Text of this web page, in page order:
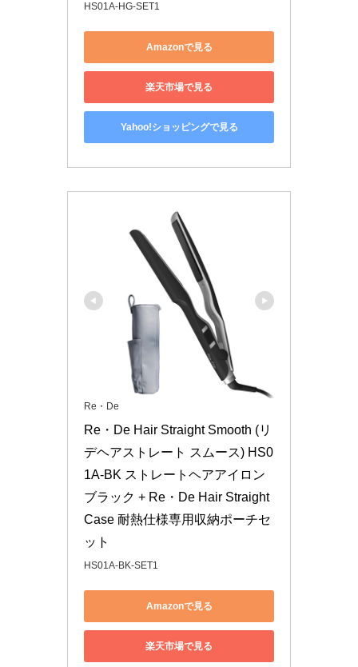
HS01A-HG-SET1
Amazonで見る
楽天市場で見る
Yahoo!ショッピングで見る
Re・De
Re・De Hair Straight Smooth (リ
デヘアストレート スムース) HS0
1A-BK ストレートヘアアイロン
ブラック + Re・De Hair Straight
Case 耐熱仕様専用収納ポーチセ
ット
HS01A-BK-SET1
Amazonで見る
楽天市場で見る